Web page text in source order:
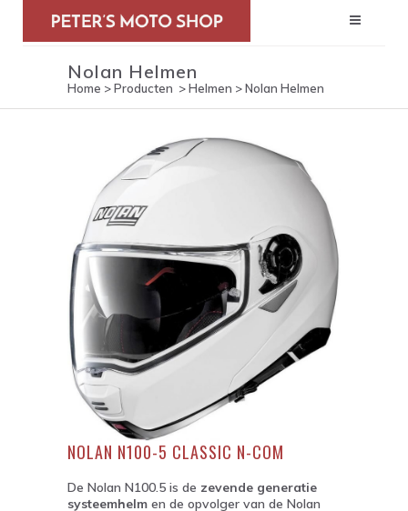
Nolan Helmen
Home >Producten >Helmen >Nolan Helmen
NOLAN N100-5 CLASSIC N-COM
De Nolan N100.5 is de zevende generatie
systeemhelm en de opvolger van de Nolan